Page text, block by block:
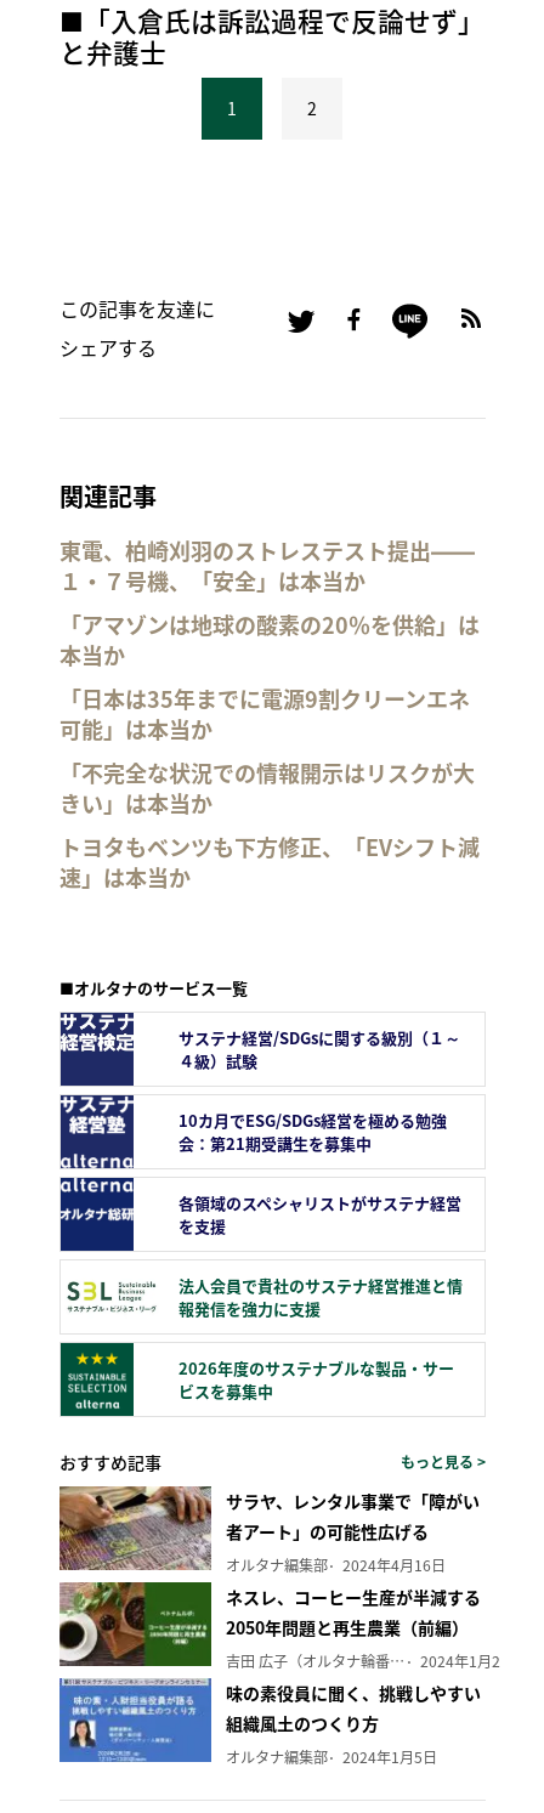
■「入倉氏は訴訟過程で反論せず」
と弁護士
1 2
この記事を友達に
シェアする
関連記事
東電、柏崎刈羽のストレステスト提出――
１・７号機、「安全」は本当か
「アマゾンは地球の酸素の20％を供給」は
本当か
「日本は35年までに電源9割クリーンエネ
可能」は本当か
「不完全な状況での情報開示はリスクが大
きい」は本当か
トヨタもベンツも下方修正、「EVシフト減
速」は本当か
■オルタナのサービス一覧
サステナ経営/SDGsに関する級別（１～
４級）試験
10カ月でESG/SDGs経営を極める勉強
会：第21期受講生を募集中
各領域のスペシャリストがサステナ経営
を支援
法人会員で貴社のサステナ経営推進と情
報発信を強力に支援
2026年度のサステナブルな製品・サー
ビスを募集中
おすすめ記事 もっと見る >
サラヤ、レンタル事業で「障がい
者アート」の可能性広げる
オルタナ編集部 2024年4月16日
ネスレ、コーヒー生産が半減する
2050年問題と再生農業（前編）
吉田 広子（オルタナ輪番編集長） 2024年1月29日
味の素役員に聞く、挑戦しやすい
組織風土のつくり方
オルタナ編集部 2024年1月5日